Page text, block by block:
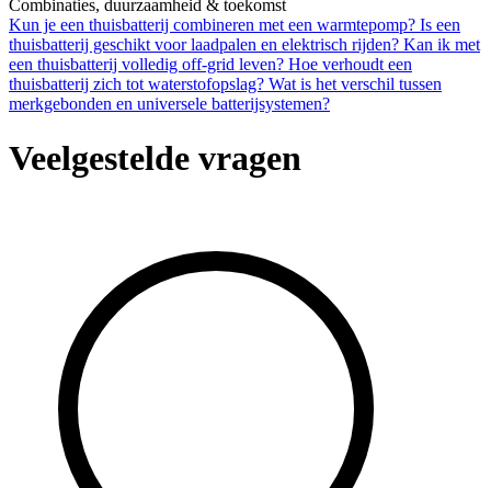
Combinaties, duurzaamheid & toekomst
Kun je een thuisbatterij combineren met een warmtepomp? Is een
thuisbatterij geschikt voor laadpalen en elektrisch rijden? Kan ik met
een thuisbatterij volledig off-grid leven? Hoe verhoudt een
thuisbatterij zich tot waterstofopslag? Wat is het verschil tussen
merkgebonden en universele batterijsystemen?
Veelgestelde vragen